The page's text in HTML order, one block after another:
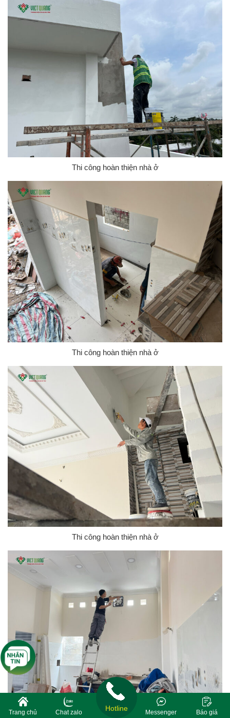
Thi công hoàn thiện nhà ở
Thi công hoàn thiện nhà ở
Thi công hoàn thiện nhà ở
Trang chủ Chat zalo Báo giá
Messenger
Hotline